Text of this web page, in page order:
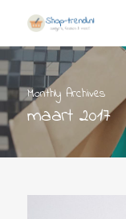
Monthly Archives
maart 2017